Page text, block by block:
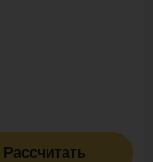
Рассчитать